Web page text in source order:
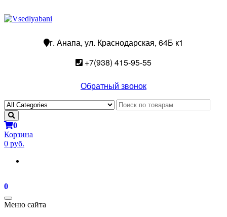
г. Анапа, ул. Краснодарская, 64Б к1
+7(938) 415-95-55
Обратный звонок
0
Корзина
0 руб.
0
Toggle
navigation
Меню сайта